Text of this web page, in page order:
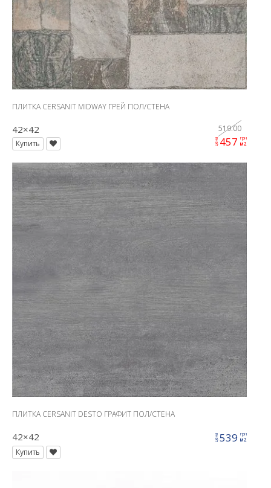
ПЛИТКА CERSANIT MIDWAY ГРЕЙ ПОЛ/СТЕНА
42×42
519.00
Купить
цена 457 грн
м2
ПЛИТКА CERSANIT DESTO ГРАФИТ ПОЛ/СТЕНА
42×42 цена539 грн
м2
Купить